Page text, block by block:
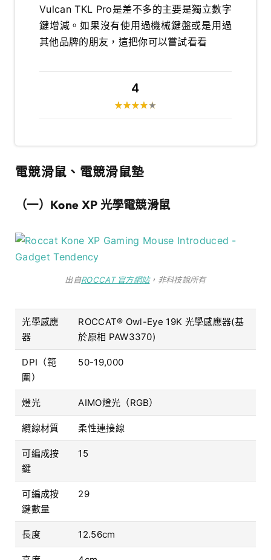
Vulcan TKL Pro是差不多的主要是獨立數字
鍵增減。如果沒有使用過機械鍵盤或是用過
其他品牌的朋友，這把你可以嘗試看看
4
電競滑鼠、電競滑鼠墊
（一）Kone XP 光學電競滑鼠
出自ROCCAT 官方網站，非科技說所有
光學感應
器
ROCCAT® Owl-Eye 19K 光學感應器(基
於原相 PAW3370)
DPI（範
圍）
50-19,000
燈光 AIMO燈光（RGB）
纜線材質 柔性連接線
​​可編成按
鍵
15
可編成按
鍵數量
29
長度 12.56cm